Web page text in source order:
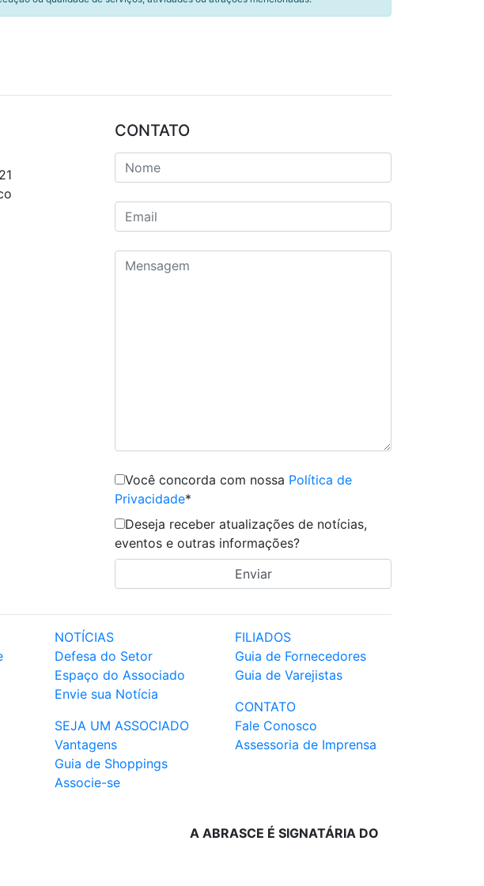
CONTATO
Você concorda com nossa Política de
Privacidade*
Deseja receber atualizações de notícias,
eventos e outras informações?
NOTÍCIAS
Defesa do Setor
Espaço do Associado
Envie sua Notícia
SEJA UM ASSOCIADO
Vantagens
Guia de Shoppings
Associe-se
FILIADOS
Guia de Fornecedores
Guia de Varejistas
CONTATO
Fale Conosco
Assessoria de Imprensa
A ABRASCE É SIGNATÁRIA DO